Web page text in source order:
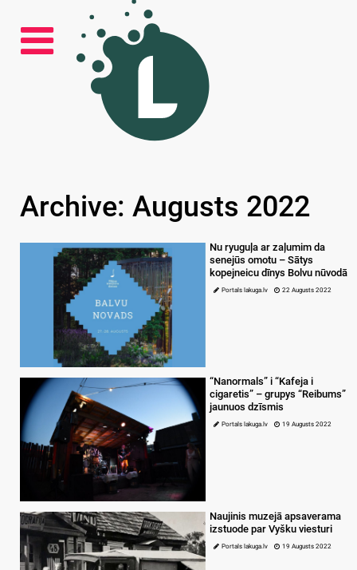
Archive: Augusts 2022
Nu ryuguļa ar zaļumim da
senejūs omotu – Sātys
kopejneicu dīnys Bolvu nūvodā
Portals lakuga.lv 22 Augusts 2022
“Nanormals” i “Kafeja i
cigaretis” – grupys “Reibums”
jaunuos dzīsmis
Portals lakuga.lv 19 Augusts 2022
Naujinis muzejā apsaverama
izstuode par Vyšku viesturi
Portals lakuga.lv 19 Augusts 2022